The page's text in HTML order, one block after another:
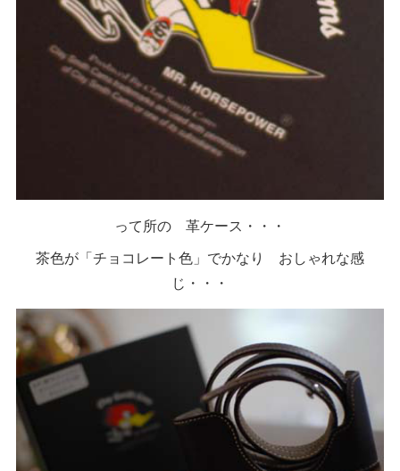
って所の 革ケース・・・
茶色が「チョコレート色」でかなり おしゃれな感
じ・・・